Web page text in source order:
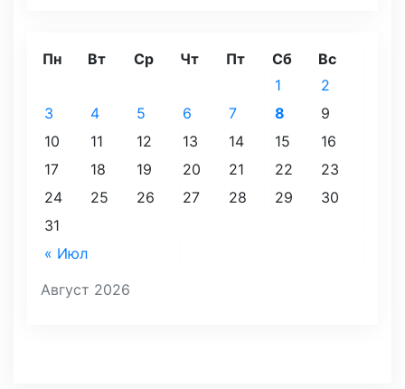
Август 2026
Пн Вт Ср Чт Пт Сб Вс
« Июл
1
2
3
4 5 6 7 8
9
10
11 12 13 14 15
16
17
18 19 20 21 22
23
24
25 26 27 28 29
30
31